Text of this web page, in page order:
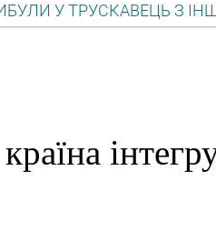
З ІНШИХ ОБЛАСТЕЙ,